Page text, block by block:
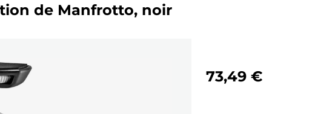
de Manfrotto, noir
73,49 €